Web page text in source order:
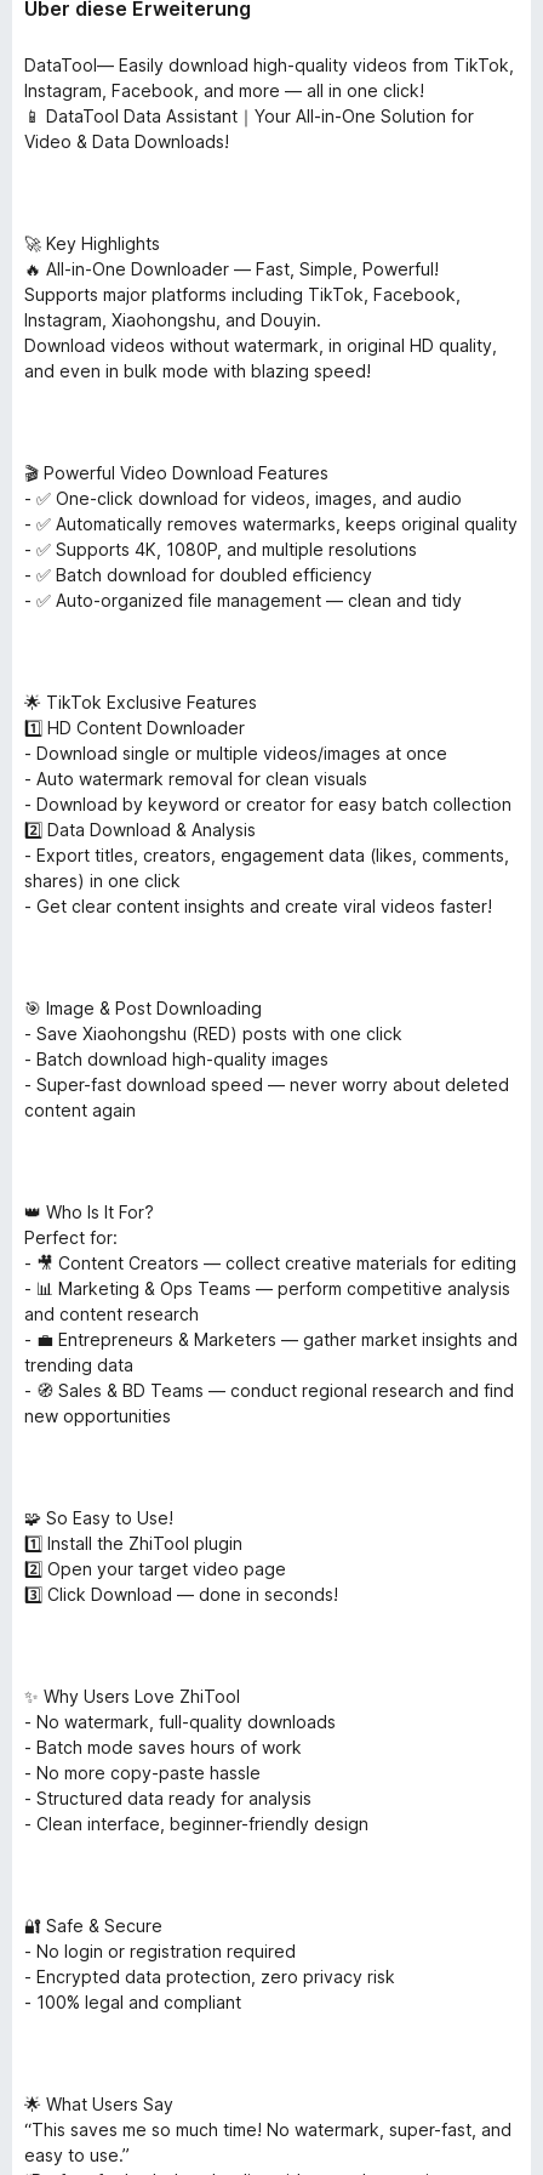
Über diese Erweiterung
DataTool— Easily download high-quality videos from TikTok,
Instagram, Facebook, and more — all in one click!
📱 DataTool Data Assistant｜Your All-in-One Solution for
Video & Data Downloads!
🚀 Key Highlights
🔥 All-in-One Downloader — Fast, Simple, Powerful!
Supports major platforms including TikTok, Facebook,
Instagram, Xiaohongshu, and Douyin.
Download videos without watermark, in original HD quality,
and even in bulk mode with blazing speed!
🎬 Powerful Video Download Features
- ✅ One-click download for videos, images, and audio
- ✅ Automatically removes watermarks, keeps original quality
- ✅ Supports 4K, 1080P, and multiple resolutions
- ✅ Batch download for doubled efficiency
- ✅ Auto-organized file management — clean and tidy
🌟 TikTok Exclusive Features
1️⃣ HD Content Downloader
- Download single or multiple videos/images at once
- Auto watermark removal for clean visuals
- Download by keyword or creator for easy batch collection
2️⃣ Data Download & Analysis
- Export titles, creators, engagement data (likes, comments,
shares) in one click
- Get clear content insights and create viral videos faster!
🎯 Image & Post Downloading
- Save Xiaohongshu (RED) posts with one click
- Batch download high-quality images
- Super-fast download speed — never worry about deleted
content again
👑 Who Is It For?
Perfect for:
- 🎥 Content Creators — collect creative materials for editing
- 📊 Marketing & Ops Teams — perform competitive analysis
and content research
- 💼 Entrepreneurs & Marketers — gather market insights and
trending data
- 🧭 Sales & BD Teams — conduct regional research and find
new opportunities
🧩 So Easy to Use!
1️⃣ Install the ZhiTool plugin
2️⃣ Open your target video page
3️⃣ Click Download — done in seconds!
✨ Why Users Love ZhiTool
- No watermark, full-quality downloads
- Batch mode saves hours of work
- No more copy-paste hassle
- Structured data ready for analysis
- Clean interface, beginner-friendly design
🔐 Safe & Secure
- No login or registration required
- Encrypted data protection, zero privacy risk
- 100% legal and compliant
🌟 What Users Say
“This saves me so much time! No watermark, super-fast, and
easy to use.”